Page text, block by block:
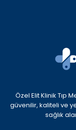
Özel Elit Klinik Tıp
güvenilir, kaliteli ve
sağlık